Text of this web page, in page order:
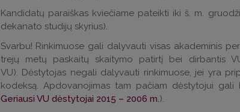
Kandidatų paraiškas kviečiame pateikti iki š. m.
dekanato studijų skyrius).
Svarbu! Rinkimuose gali dalyvauti visas akademinis
trejų metų paskaitų skaitymo patirtį bei dirbantis
VU). Dėstytojas negali dalyvauti rinkimuose, jei yra
kodeksą. Apdovanojimas tam pačiam dėstytojui
Geriausi VU dėstytojai 2015 – 2006 m.).